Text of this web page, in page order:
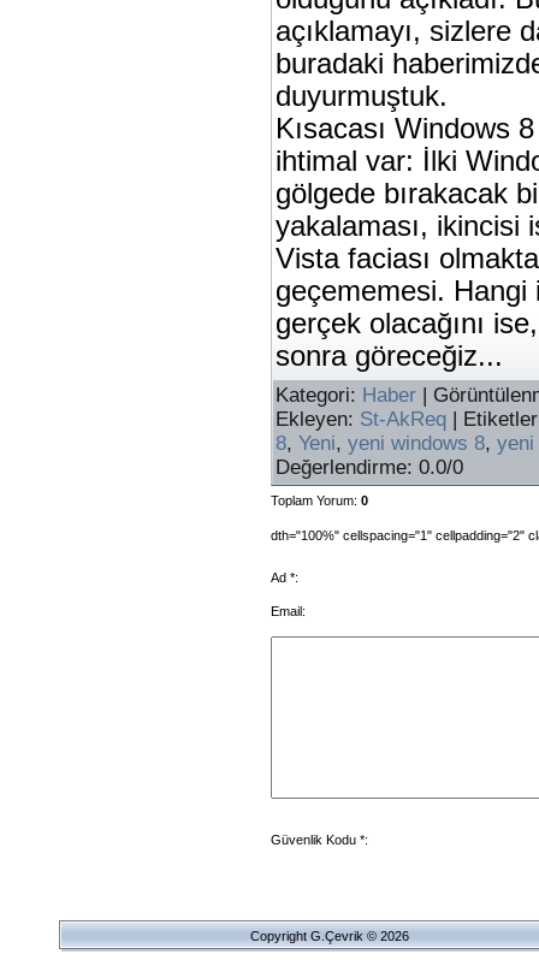
açıklamayı, sizlere
buradaki
duyurmuştuk.
Kısacası Windows
ihtimal var: İlki
gölgede bırakacak
yakalaması, ikincisi
Vista faciası
geçememesi. Hangi
gerçek olacağını
sonra göreceğiz...
Kategori: Haber |
Ekleyen: St-AkReq | Etiketler
8, Yeni, yeni windows 8, yeni
Değerlendirme: 0.0/0
Toplam Yorum: 0
dth="100%" cellspacing="1" cellpadding="2"
Ad *:
Email:
Güvenlik Kodu *:
Copyright G.Çevrik © 2026